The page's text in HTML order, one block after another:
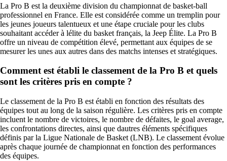
La Pro B est la deuxième division du championnat de basket-ball
professionnel en France. Elle est considérée comme un tremplin pour
les jeunes joueurs talentueux et une étape cruciale pour les clubs
souhaitant accéder à lélite du basket français, la Jeep Élite. La Pro B
offre un niveau de compétition élevé, permettant aux équipes de se
mesurer les unes aux autres dans des matchs intenses et stratégiques.
Comment est établi le classement de la Pro B et quels
sont les critères pris en compte ?
Le classement de la Pro B est établi en fonction des résultats des
équipes tout au long de la saison régulière. Les critères pris en compte
incluent le nombre de victoires, le nombre de défaites, le goal average,
les confrontations directes, ainsi que dautres éléments spécifiques
définis par la Ligue Nationale de Basket (LNB). Le classement évolue
après chaque journée de championnat en fonction des performances
des équipes.